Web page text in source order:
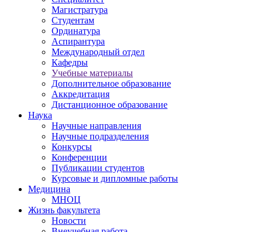
Магистратура
Студентам
Ординатура
Аспирантура
Международный отдел
Кафедры
Учебные материалы
Дополнительное образование
Аккредитация
Дистанционное образование
Наука
Научные направления
Научные подразделения
Конкурсы
Конференции
Публикации студентов
Курсовые и дипломные работы
Медицина
МНОЦ
Жизнь факультета
Новости